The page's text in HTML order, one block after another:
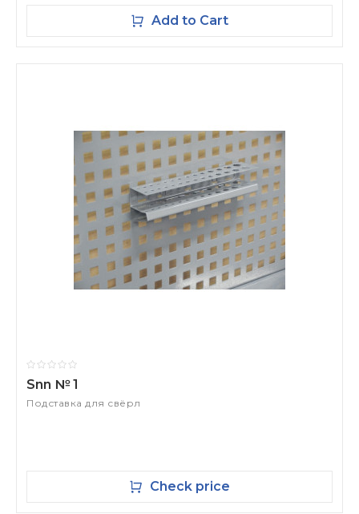
Add to Cart
Snn № 1
Подставка для свёрл
Check price